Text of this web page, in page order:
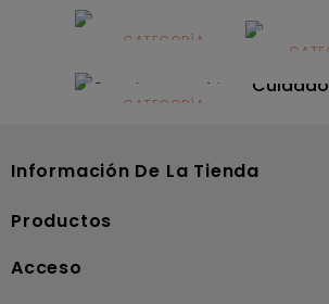
Alimentación
infantilCATEGORÍA
Dermocosmética
CATEGORÍA
Información De La Tienda
Productos
Acceso